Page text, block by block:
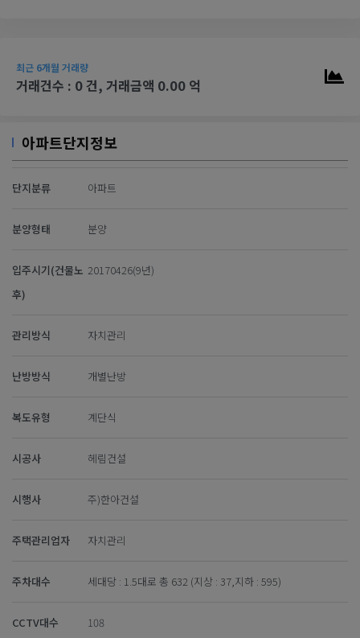
최근 6개월 거래량
거래건수 : 0 건, 거래금액 0.00 억
아파트단지정보
단지분류 아파트
분양형태 분양
입주시기(건물노
후)
20170426(9년)
관리방식 자치관리
난방방식 개별난방
복도유형 계단식
시공사 헤림건설
시행사 주)한아건설
주택관리업자 자치관리
주차대수 세대당 : 1.5대로 총 632 (지상 : 37,지하 : 595)
CCTV대수 108